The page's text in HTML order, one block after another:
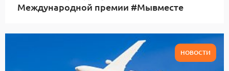
Международной премии #Мывместе
НОВОСТИ